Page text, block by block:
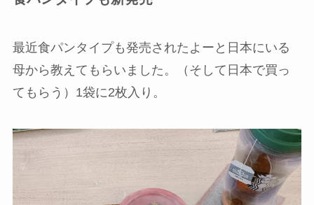
最近食パンタイプも発売されたよーと日本にいる
母から教えてもらいました。（そして日本で買っ
てもらう）1袋に2枚入り。